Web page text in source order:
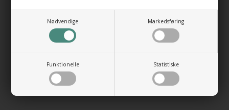
Nødvendige Markedsføring
Funktionelle Statistiske
Mål:
2,2x2,2 cm
10 cm
Tilslutning:1/2"
6x6 cm.
Loftmontering
Materiale: